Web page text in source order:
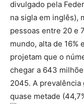
divulgado pela
na sigla em inglês),
pessoas entre 20 e
mundo, alta de 16%
projetam que o
chegar a 643
2045. A prevalência
quase metade